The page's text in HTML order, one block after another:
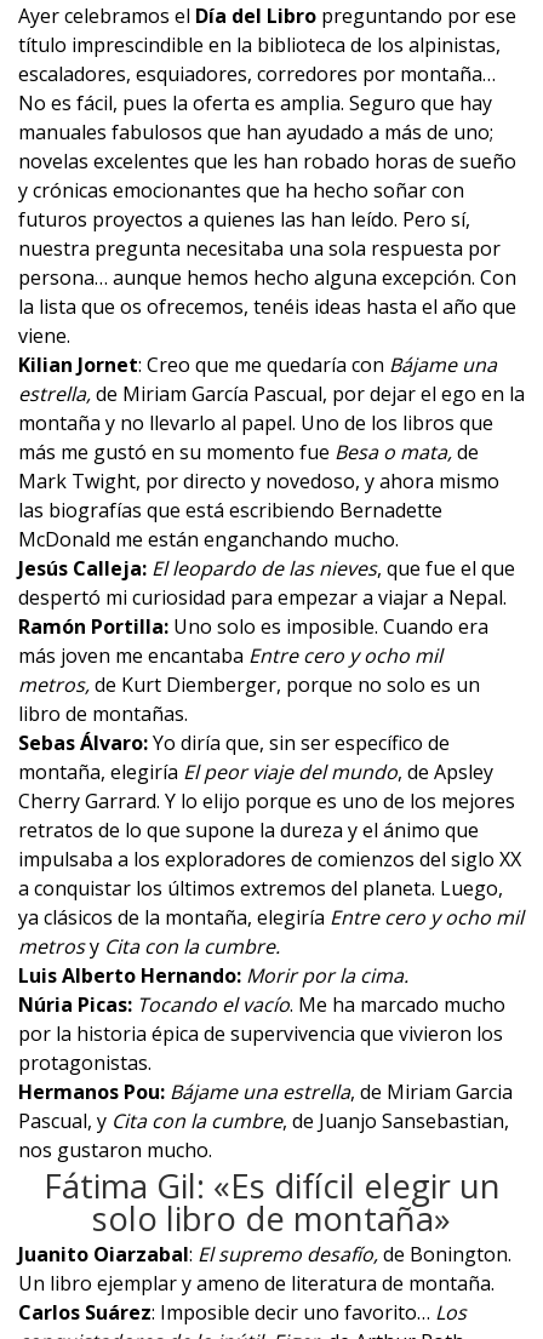
Ayer celebramos el Día del Libro preguntando por ese
título imprescindible en la biblioteca de los alpinistas,
escaladores, esquiadores, corredores por montaña…
No es fácil, pues la oferta es amplia. Seguro que hay
manuales fabulosos que han ayudado a más de uno;
novelas excelentes que les han robado horas de sueño
y crónicas emocionantes que ha hecho soñar con
futuros proyectos a quienes las han leído. Pero sí,
nuestra pregunta necesitaba una sola respuesta por
persona… aunque hemos hecho alguna excepción. Con
la lista que os ofrecemos, tenéis ideas hasta el año que
viene.
Kilian Jornet: Creo que me quedaría con Bájame una
estrella,de Miriam García Pascual, por dejar el ego en la
montaña y no llevarlo al papel. Uno de los libros que
más me gustó en su momento fue Besa o mata,de
Mark Twight, por directo y novedoso, y ahora mismo
las biografías que está escribiendo Bernadette
McDonald me están enganchando mucho.
Jesús Calleja: El leopardo de las nieves, que fue el que
despertó mi curiosidad para empezar a viajar a Nepal.
Ramón Portilla: Uno solo es imposible. Cuando era
más joven me encantaba Entre cero y ocho mil
metros,de Kurt Diemberger, porque no solo es un
libro de montañas.
Sebas Álvaro:Yo diría que, sin ser específico de
montaña, elegiría El peor viaje del mundo, de Apsley
Cherry Garrard. Y lo elijo porque es uno de los mejores
retratos de lo que supone la dureza y el ánimo que
impulsaba a los exploradores de comienzos del siglo XX
a conquistar los últimos extremos del planeta. Luego,
ya clásicos de la montaña, elegiría Entre cero y ocho mil
metrosy Cita con la cumbre.
Luis Alberto Hernando: Morir por la cima.
Núria Picas: Tocando el vacío. Me ha marcado mucho
por la historia épica de supervivencia que vivieron los
protagonistas.
Hermanos Pou: Bájame una estrella, de Miriam Garcia
Pascual, y Cita con la cumbre, de Juanjo Sansebastian,
nos gustaron mucho.
Fátima Gil: «Es difícil elegir un
solo libro de montaña»
Juanito Oiarzabal: El supremo desafío,de Bonington.
Un libro ejemplar y ameno de literatura de montaña.
Carlos Suárez: Imposible decir uno favorito… Los